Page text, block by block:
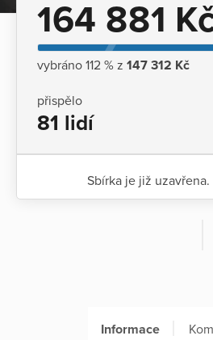
164 881
vybráno 112 % z 147 312 Kč
přispělo
81 lidí
Sbírka je již
Informace